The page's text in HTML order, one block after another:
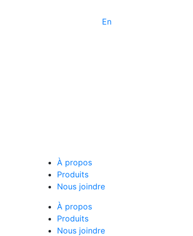
En
À propos
Produits
Nous joindre
À propos
Produits
Nous joindre